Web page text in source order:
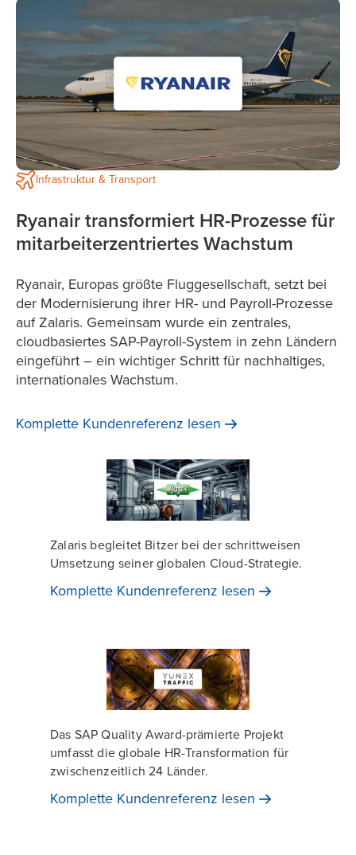
Infrastruktur & Transport
Ryanair transformiert HR-Prozesse für
mitarbeiterzentriertes Wachstum
Ryanair, Europas größte Fluggesellschaft, setzt bei
der Modernisierung ihrer HR- und Payroll-Prozesse
auf Zalaris. Gemeinsam wurde ein zentrales,
cloudbasiertes SAP-Payroll-System in zehn Ländern
eingeführt – ein wichtiger Schritt für nachhaltiges,
internationales Wachstum.
Komplette Kundenreferenz lesen
Zalaris begleitet Bitzer bei der schrittweisen
Umsetzung seiner globalen Cloud-Strategie.
Komplette Kundenreferenz lesen
Das SAP Quality Award-prämierte Projekt
umfasst die globale HR-Transformation für
zwischenzeitlich 24 Länder.
Komplette Kundenreferenz lesen